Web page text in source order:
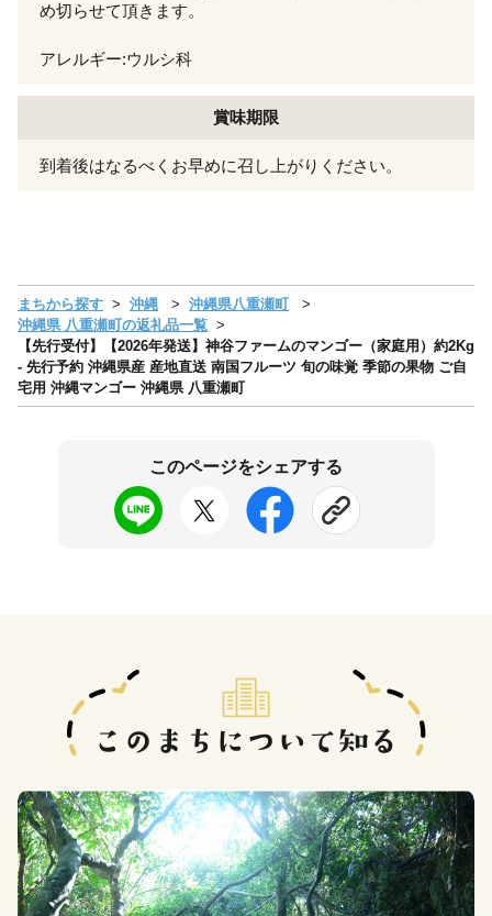
め切らせて頂きます。
アレルギー:ウルシ科
賞味期限
到着後はなるべくお早めに召し上がりください。
まちから探す 沖縄
沖縄県八重瀬町
沖縄県 八重瀬町の返礼品一覧
【先行受付】【2026年発送】神谷ファームのマンゴー（家庭用）約2Kg
- 先行予約 沖縄県産 産地直送 南国フルーツ 旬の味覚 季節の果物 ご自
宅用 沖縄マンゴー 沖縄県 八重瀬町
このページをシェアする